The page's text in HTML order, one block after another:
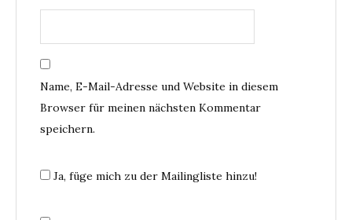
Name, E-Mail-Adresse und Website in diesem
Browser für meinen nächsten Kommentar
speichern.
Ja, füge mich zu der Mailingliste hinzu!